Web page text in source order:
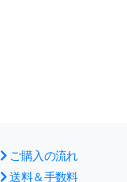
ご購入の流れ
送料＆手数料